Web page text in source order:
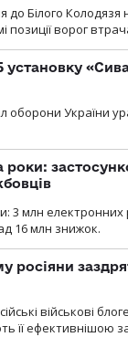
до Білого
ворог
оборони України
3 млн електронних
16 млн знижок.
росіяни
військові
її ефективнішою